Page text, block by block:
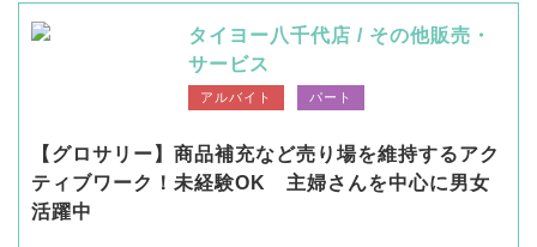
タイヨー八千代店 / その他販売・
サービス
アルバイト パート
【グロサリー】商品補充など売り場を維持するアク
ティブワーク！未経験OK 主婦さんを中心に男女
活躍中